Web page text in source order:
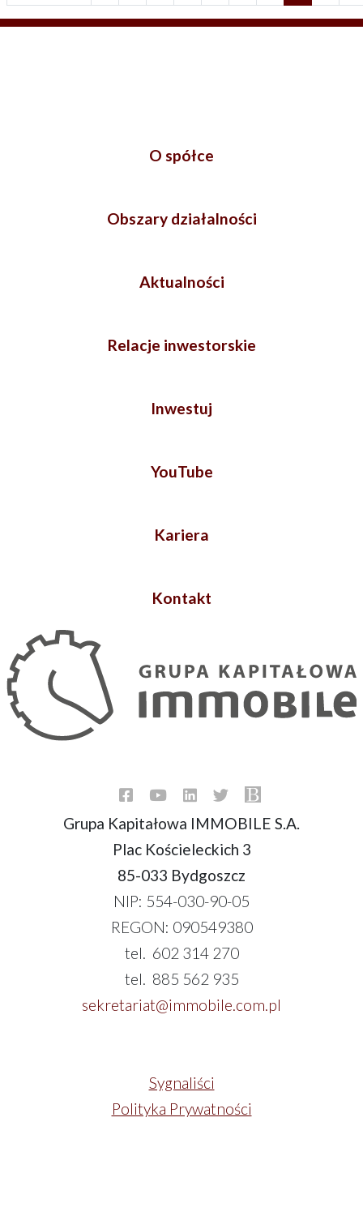
O spółce
Obszary działalności
Aktualności
Relacje inwestorskie
Inwestuj
YouTube
Kariera
Kontakt
Grupa Kapitałowa IMMOBILE S.A.
Plac Kościeleckich 3
85-033 Bydgoszcz
NIP: 554-030-90-05
REGON: 090549380
tel. 602 314 270
tel. 885 562 935
sekretariat@immobile.com.pl
Sygnaliści
Polityka Prywatności